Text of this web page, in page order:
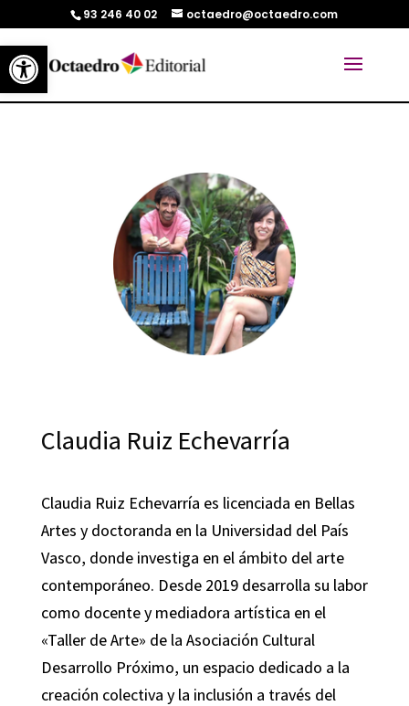
Abrir barra de herramientas
93 246 40 02 octaedro@octaedro.com
Claudia Ruiz Echevarría
Claudia Ruiz Echevarría es licenciada en Bellas
Artes y doctoranda en la Universidad del País
Vasco, donde investiga en el ámbito del arte
contemporáneo. Desde 2019 desarrolla su labor
como docente y mediadora artística en el
«Taller de Arte» de la Asociación Cultural
Desarrollo Próximo, un espacio dedicado a la
creación colectiva y la inclusión a través del